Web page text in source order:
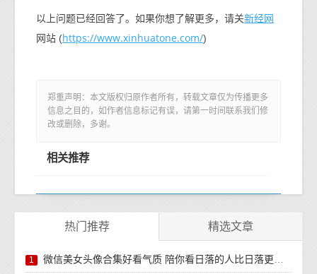
以上问题已经回答了。如果你想了解更多，请关新经网
网站 (https://www.xinhuatone.com/)
郑重声明：本文版权归原作者所有，转载文章仅为传播更多
信息之目的，如作者信息标记有误，请第一时间联系我们修
改或删除，多谢。
相关推荐
热门推荐 精选文章
1 微信美女头像合集好看气质 陪你看日落的人比日落更浪漫